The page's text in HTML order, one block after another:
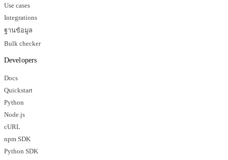
Use cases
Integrations
ฐานข้อมูล
Bulk checker
Developers
Docs
Quickstart
Python
Node.js
cURL
npm SDK
Python SDK